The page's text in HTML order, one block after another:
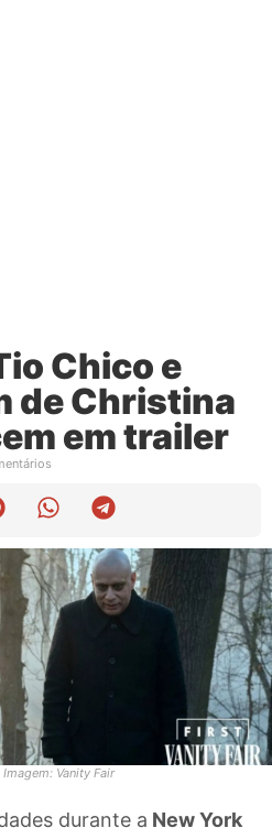
Chico e
de Christina
em trailer
Imagem: Vanity Fair
durante a New York